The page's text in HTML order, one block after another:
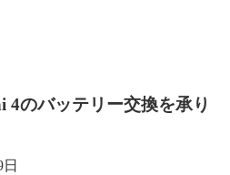
4のバッテリー交換を承り